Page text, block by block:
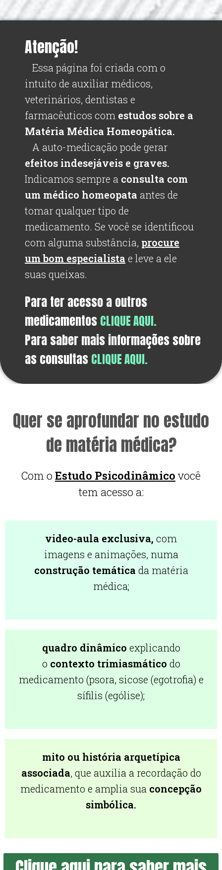
Atenção!
Essa página foi criada com o
intuito de auxiliar médicos,
veterinários, dentistas e
farmacêuticos com estudos sobre a
Matéria Médica Homeopática.
A auto-medicação pode gerar
efeitos indesejáveis e graves.
Indicamos sempre a consulta com
um médico homeopata antes de
tomar qualquer tipo de
medicamento. Se você se identificou
com alguma substância, procure
um bom especialista e leve a ele
suas queixas.
Para ter acesso a outros
medicamentos CLIQUE AQUI.
Para saber mais informações sobre
as consultas CLIQUE AQUI.
Quer se aprofundar no estudo
de matéria médica?
Com o Estudo Psicodinâmico você
tem acesso a:
video-aula exclusiva, com
imagens e animações, numa
construção temática da matéria
médica;
quadro dinâmico explicando
o contexto trimiasmático do
medicamento (psora, sicose (egotrofia) e
sífilis (ególise);
mito ou história arquetípica
associada, que auxilia a recordação do
medicamento e amplia sua concepção
simbólica.